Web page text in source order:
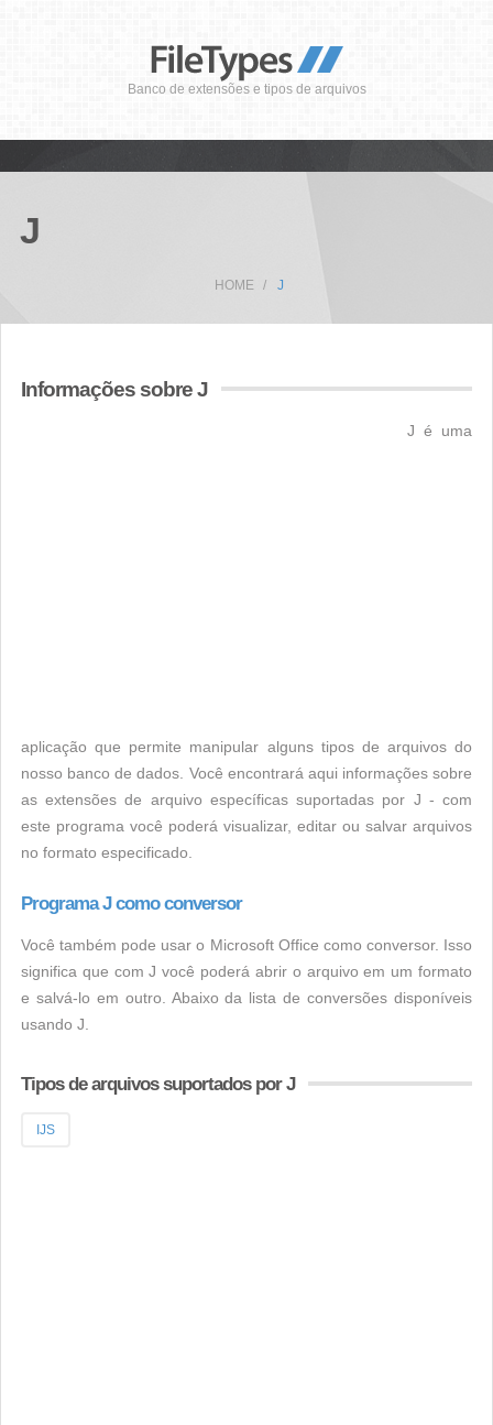
Banco de extensões e tipos de arquivos
J
HOME J
Informações sobre J
J é uma
aplicação que permite manipular alguns tipos de arquivos do
nosso banco de dados. Você encontrará aqui informações sobre
as extensões de arquivo específicas suportadas por J - com
este programa você poderá visualizar, editar ou salvar arquivos
no formato especificado.
Programa J como conversor
Você também pode usar o Microsoft Office como conversor. Isso
significa que com J você poderá abrir o arquivo em um formato
e salvá-lo em outro. Abaixo da lista de conversões disponíveis
usando J.
Tipos de arquivos suportados por J
IJS